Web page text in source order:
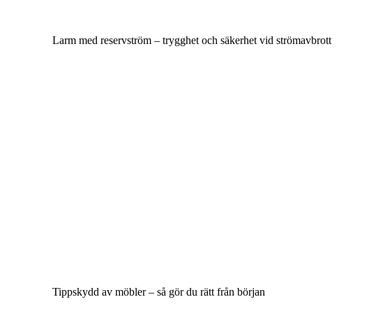
Larm med reservström – trygghet och säkerhet vid strömavbrott
Tippskydd av möbler – så gör du rätt från början